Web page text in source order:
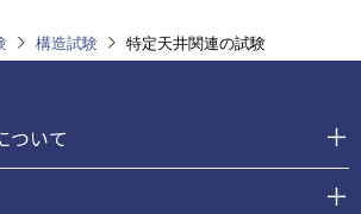
構造試験 特定天井関連の試験
ついて